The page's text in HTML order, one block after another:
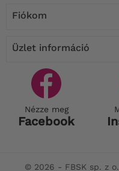
Fiókom
Üzlet információ
Nézze meg
Facebook
© 2026 - FBSK sp. z